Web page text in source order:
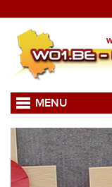
MENU